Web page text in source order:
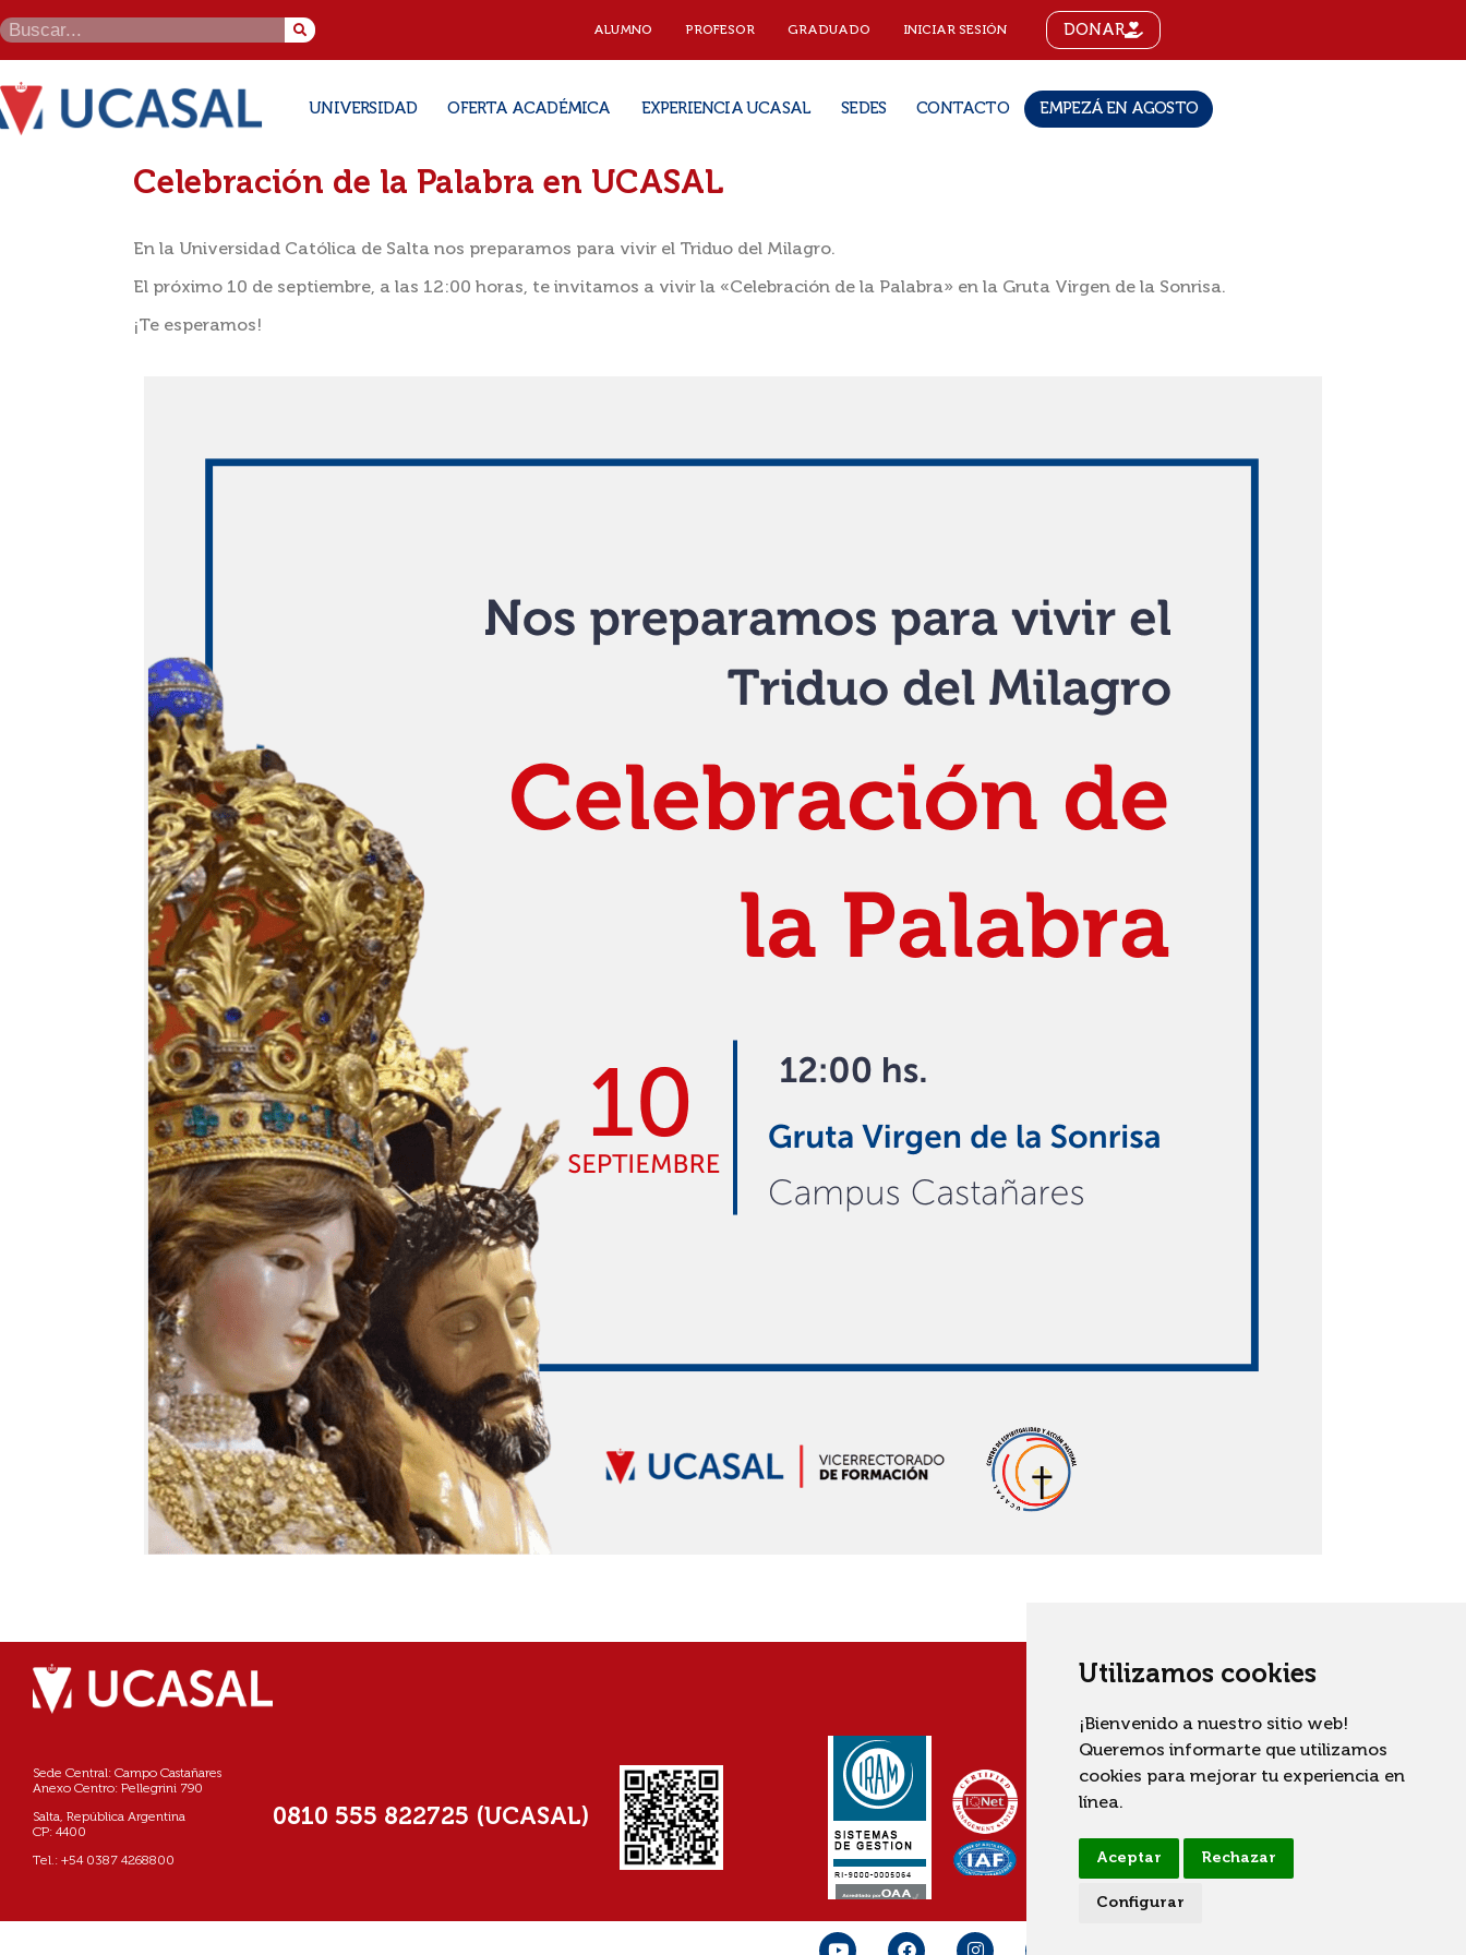
Utilizamos cookies
¡Bienvenido a nuestro sitio web!
Queremos informarte que utilizamos
cookies para mejorar tu experiencia en
línea.
Aceptar Rechazar
Configurar
ALUMNO PROFESOR GRADUADO INICIAR SESIÓN DONAR
UNIVERSIDAD OFERTA ACADÉMICA EXPERIENCIA UCASAL SEDES CONTACTO EMPEZÁ EN AGOSTO
Celebración de la Palabra en UCASAL
En la Universidad Católica de Salta nos preparamos para vivir el Triduo del Milagro.
El próximo 10 de septiembre, a las 12:00 horas, te invitamos a vivir la «Celebración de la Palabra» en la Gruta Virgen de la Sonrisa.
¡Te esperamos!
Sede Central: Campo Castañares
Anexo Centro: Pellegrini 790
Salta, República Argentina
CP: 4400
Tel.: +54 0387 4268800
0810 555 822725 (UCASAL)